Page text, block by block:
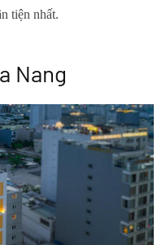
tiện nhất.
Nang